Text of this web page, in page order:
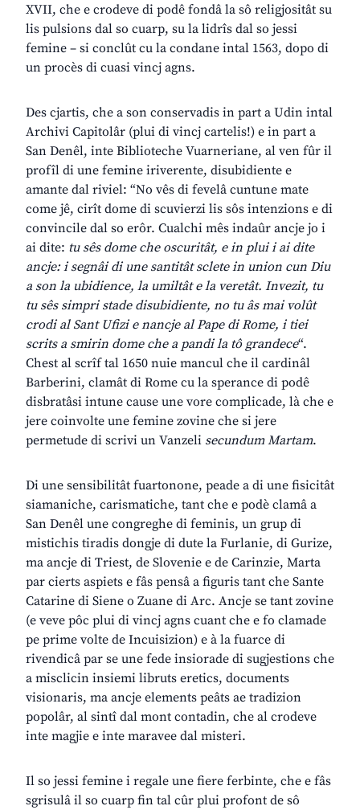
XVII, che e crodeve di podê fondâ la sô religjositât su
lis pulsions dal so cuarp, su la lidrîs dal so jessi
femine – si conclût cu la condane intal 1563, dopo di
un procès di cuasi vincj agns.
Des cjartis, che a son conservadis in part a Udin intal
Archivi Capitolâr (plui di vincj cartelis!) e in part a
San Denêl, inte Biblioteche Vuarneriane, al ven fûr il
profîl di une femine iriverente, disubidiente e
amante dal riviel: “No vês di fevelâ cuntune mate
come jê, cirît dome di scuvierzi lis sôs intenzions e di
convincile dal so erôr. Cualchi mês indaûr ancje jo i
ai dite: tu sês dome che oscuritât, e in plui i ai dite
ancje: i segnâi di une santitât sclete in union cun Diu
a son la ubidience, la umiltât e la veretât. Invezit, tu
tu sês simpri stade disubidiente, no tu âs mai volût
crodi al Sant Ufizi e nancje al Pape di Rome, i tiei
scrits a smirin dome che a pandi la tô grandece“.
Chest al scrîf tal 1650 nuie mancul che il cardinâl
Barberini, clamât di Rome cu la sperance di podê
disbratâsi intune cause une vore complicade, là che e
jere coinvolte une femine zovine che si jere
permetude di scrivi un Vanzeli secundum Martam.
Di une sensibilitât fuartonone, peade a di une fisicitât
siamaniche, carismatiche, tant che e podè clamâ a
San Denêl une congreghe di feminis, un grup di
mistichis tiradis dongje di dute la Furlanie, di Gurize,
ma ancje di Triest, de Slovenie e de Carinzie, Marta
par cierts aspiets e fâs pensâ a figuris tant che Sante
Catarine di Siene o Zuane di Arc. Ancje se tant zovine
(e veve pôc plui di vincj agns cuant che e fo clamade
pe prime volte de Incuisizion) e à la fuarce di
rivendicâ par se une fede insiorade di sugjestions che
a misclicin insiemi libruts eretics, documents
visionaris, ma ancje elements peâts ae tradizion
popolâr, al sintî dal mont contadin, che al crodeve
inte magjie e inte maravee dal misteri.
Il so jessi femine i regale une fiere ferbinte, che e fâs
sgrisulâ il so cuarp fin tal cûr plui profont de sô